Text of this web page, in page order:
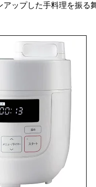
アップした手料理を振る